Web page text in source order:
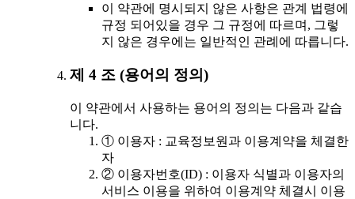
이 약관에 명시되지 않은 사항은 관계 법령에
규정 되어있을 경우 그 규정에 따르며, 그렇
지 않은 경우에는 일반적인 관례에 따릅니다.
제 4 조 (용어의 정의)
이 약관에서 사용하는 용어의 정의는 다음과 같습
니다.
① 이용자 : 교육정보원과 이용계약을 체결한
자
② 이용자번호(ID) : 이용자 식별과 이용자의
서비스 이용을 위하여 이용계약 체결시 이용